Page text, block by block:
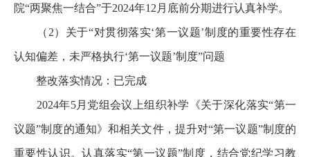
院“两聚焦一结合”于2024年12月底前分期进行认真补学。
（2）关于“对贯彻落实‘第一议题’制度的重要性存在
认知偏差，未严格执行‘第一议题’制度”问题
整改落实情况：已完成
2024年5月党组会议上组织补学《关于深化落实“第一
议题”制度的通知》和相关文件，提升对“第一议题”制度的
重要性认识。认真落实“第一议题”制度，结合党纪学习教